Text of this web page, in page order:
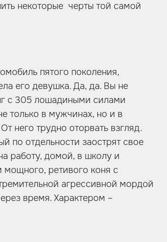
некоторые черты той самой
пятого поколения,
его девушка. Да, да. Вы не
с 305 лошадиными силами
только в мужчинах, но и в
него трудно оторвать взгляд.
по отдельности заострят свое
работу, домой, в школу и
мощного, ретивого коня с
агрессивной мордой
время. Характером –